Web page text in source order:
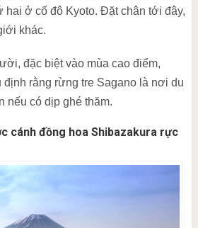
hai ở cố đô Kyoto. Đặt chân tới đây,
khác.
đặc biệt vào mùa cao điểm,
định rằng rừng tre Sagano là nơi du
nếu có dịp ghé thăm.
cánh đồng hoa Shibazakura rực